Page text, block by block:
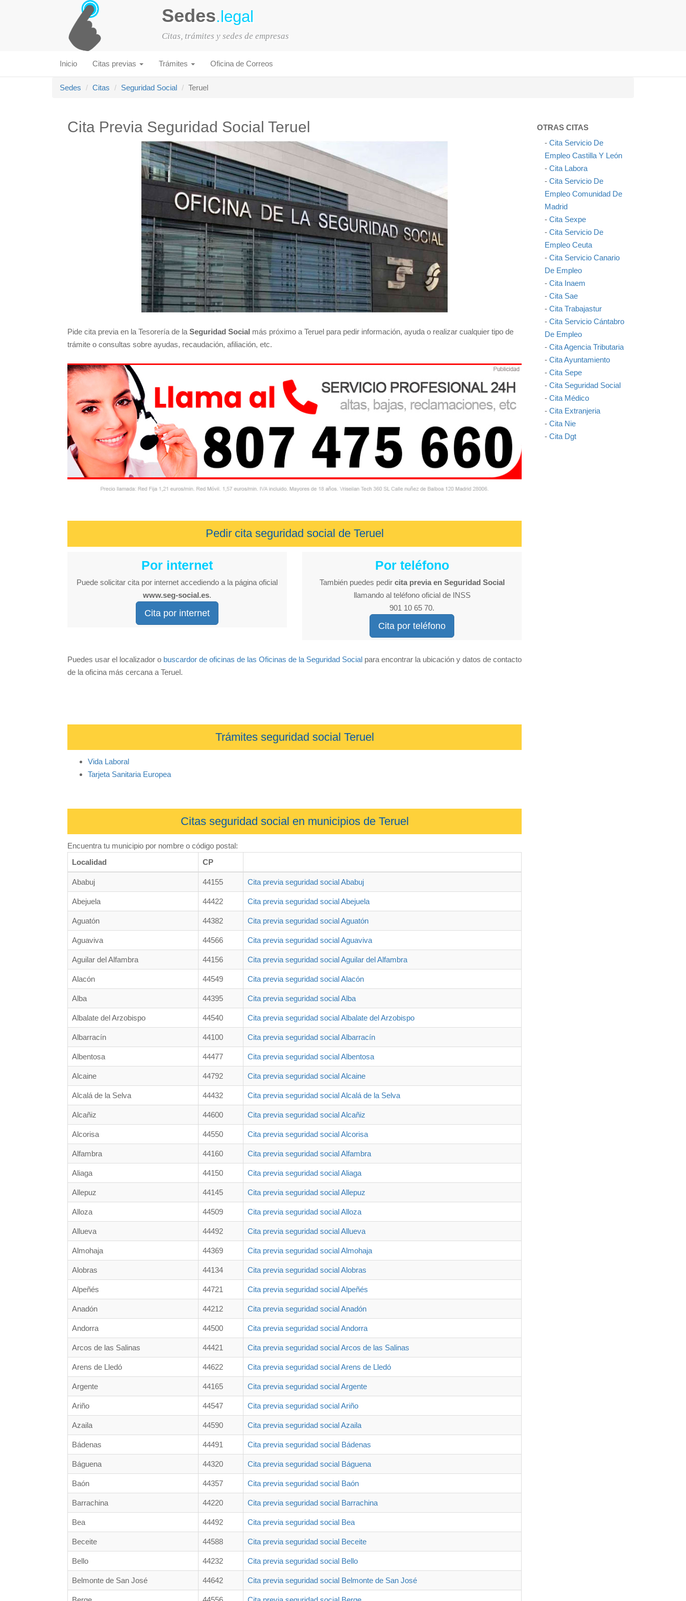
Sedes.legal
Citas, trámites y sedes de empresas
Inicio Citas previas Trámites Oficina de Correos
Sedes Citas Seguridad Social Teruel
Cita Previa Seguridad Social Teruel
Pide cita previa en la Tesorería de la Seguridad Social más próximo a Teruel para pedir información, ayuda o realizar cualquier tipo de
trámite o consultas sobre ayudas, recaudación, afiliación, etc.
Pedir cita seguridad social de Teruel
Por internet
Puede solicitar cita por internet accediendo a la página oficial
www.seg-social.es.
Cita por internet
Por teléfono
También puedes pedir cita previa en Seguridad Social
llamando al teléfono oficial de INSS
901 10 65 70.
Cita por teléfono
Puedes usar el localizador o buscardor de oficinas de las Oficinas de la Seguridad Social para encontrar la ubicación y datos de contacto
de la oficina más cercana a Teruel.
Trámites seguridad social Teruel
Vida Laboral
Tarjeta Sanitaria Europea
Citas seguridad social en municipios de Teruel
Encuentra tu municipio por nombre o código postal:
Localidad
CP
Ababuj 44155 Cita previa seguridad social Ababuj
Abejuela 44422 Cita previa seguridad social Abejuela
Aguatón 44382 Cita previa seguridad social Aguatón
Aguaviva 44566 Cita previa seguridad social Aguaviva
Aguilar del Alfambra 44156 Cita previa seguridad social Aguilar del Alfambra
Alacón 44549 Cita previa seguridad social Alacón
Alba 44395 Cita previa seguridad social Alba
Albalate del Arzobispo 44540 Cita previa seguridad social Albalate del Arzobispo
Albarracín 44100 Cita previa seguridad social Albarracín
Albentosa 44477 Cita previa seguridad social Albentosa
Alcaine 44792 Cita previa seguridad social Alcaine
Alcalá de la Selva 44432 Cita previa seguridad social Alcalá de la Selva
Alcañiz 44600 Cita previa seguridad social Alcañiz
Alcorisa 44550 Cita previa seguridad social Alcorisa
Alfambra 44160 Cita previa seguridad social Alfambra
Aliaga 44150 Cita previa seguridad social Aliaga
Allepuz 44145 Cita previa seguridad social Allepuz
Alloza 44509 Cita previa seguridad social Alloza
Allueva 44492 Cita previa seguridad social Allueva
Almohaja 44369 Cita previa seguridad social Almohaja
Alobras 44134 Cita previa seguridad social Alobras
Alpeñés 44721 Cita previa seguridad social Alpeñés
Anadón 44212 Cita previa seguridad social Anadón
Andorra 44500 Cita previa seguridad social Andorra
Arcos de las Salinas 44421 Cita previa seguridad social Arcos de las Salinas
Arens de Lledó 44622 Cita previa seguridad social Arens de Lledó
Argente 44165 Cita previa seguridad social Argente
Ariño 44547 Cita previa seguridad social Ariño
Azaila 44590 Cita previa seguridad social Azaila
Bádenas 44491 Cita previa seguridad social Bádenas
Báguena 44320 Cita previa seguridad social Báguena
Baón 44357 Cita previa seguridad social Baón
Barrachina 44220 Cita previa seguridad social Barrachina
Bea 44492 Cita previa seguridad social Bea
Beceite 44588 Cita previa seguridad social Beceite
Bello 44232 Cita previa seguridad social Bello
Belmonte de San José 44642 Cita previa seguridad social Belmonte de San José
OTRAS CITAS
- Cita Servicio De
Empleo Castilla Y León
- Cita Labora
- Cita Servicio De
Empleo Comunidad De
Madrid
- Cita Sexpe
- Cita Servicio De
Empleo Ceuta
- Cita Servicio Canario
De Empleo
- Cita Inaem
- Cita Sae
- Cita Trabajastur
- Cita Servicio Cántabro
De Empleo
- Cita Agencia Tributaria
- Cita Ayuntamiento
- Cita Sepe
- Cita Seguridad Social
- Cita Médico
- Cita Extranjeria
- Cita Nie
- Cita Dgt